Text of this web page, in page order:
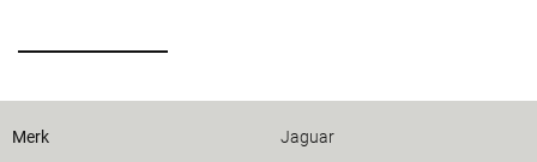
Merk Jaguar